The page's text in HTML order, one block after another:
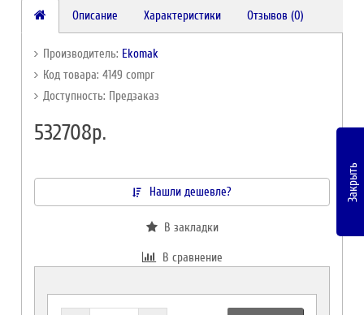
Описание Характеристики Отзывов (0)
Производитель: Ekomak
Код товара: 4149 compr
Доступность: Предзаказ
532708р.
Нашли дешевле?
В закладки
В сравнение
Закрыть